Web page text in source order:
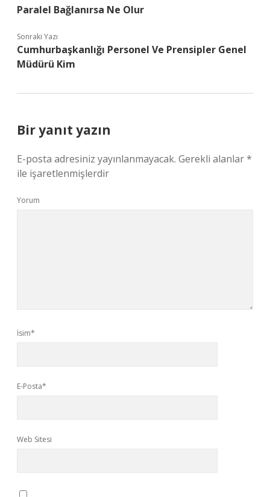
Paralel Bağlanırsa Ne Olur
Sonraki Yazı
Cumhurbaşkanlığı Personel Ve Prensipler Genel
Müdürü Kim
Bir yanıt yazın
E-posta adresiniz yayınlanmayacak. Gerekli alanlar*
ile işaretlenmişlerdir
Yorum
İsim*
E-Posta*
Web Sitesi